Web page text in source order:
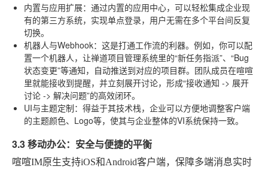
内置与应用扩展：通过内置的应用中心，可以轻松集成企业现
有的第三方系统，实现单点登录，用户无需在多个平台间反复
切换。
机器人与Webhook：这是打通工作流的利器。例如，你可以配
置一个机器人，让禅道项目管理系统里的“新任务指派”、“Bug
状态变更”等通知，自动推送到对应的项目群。团队成员在喧喧
里就能接收到提醒，并立刻展开讨论，形成“接收通知 -> 展开
讨论 -> 解决问题”的高效闭环。
UI与主题定制：得益于其技术栈，企业可以方便地调整客户端
的主题颜色、Logo等，使其与企业整体的VI系统保持一致。
3.3 移动办公：安全与便捷的平衡
喧喧IM原生支持iOS和Android客户端，保障多端消息实时